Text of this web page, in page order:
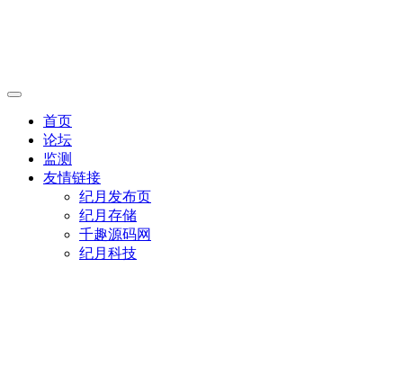
首页
论坛
监测
友情链接
纪月发布页
纪月存储
千趣源码网
纪月科技